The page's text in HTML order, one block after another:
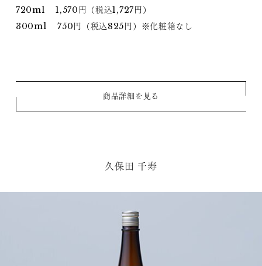
720ml 1,570円（税込1,727円）
300ml 750円（税込825円）※化粧箱なし
商品詳細を見る
久保田 千寿